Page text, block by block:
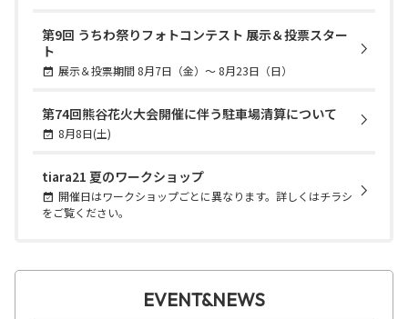
第9回 うちわ祭りフォトコンテスト 展示＆投票スター
ト
展示＆投票期間 8月7日（金）～ 8月23日（日）
第74回熊谷花火大会開催に伴う駐車場清算について
8月8日(土)
tiara21 夏のワークショップ
開催日はワークショップごとに異なります。詳しくはチラシ
をご覧ください。
EVENT&NEWS